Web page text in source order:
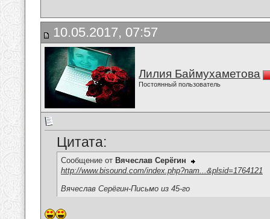
10.05.2017, 07:57
Лилия Баймухаметова
Постоянный пользователь
Цитата:
Сообщение от Вячеслав Серёгин
http://www.bisound.com/index.php?nam...&plsid=1764121
Вячеслав Серёгин-Письмо из 45-го